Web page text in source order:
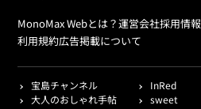
MonoMax Webとは？運営会社採用情報
利用規約広告掲載について
宝島チャンネル
InRed
大人のおしゃれ手帖
sweet